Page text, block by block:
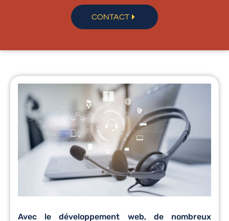
CONTACT
Avec le développement web, de nombreux